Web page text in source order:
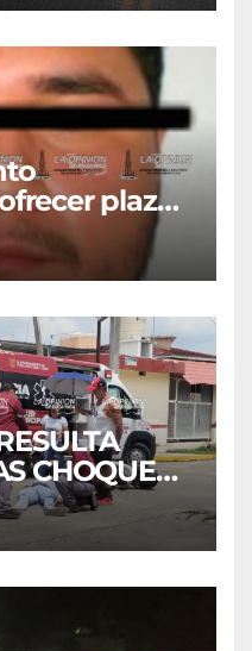
plazas
CHOQUE